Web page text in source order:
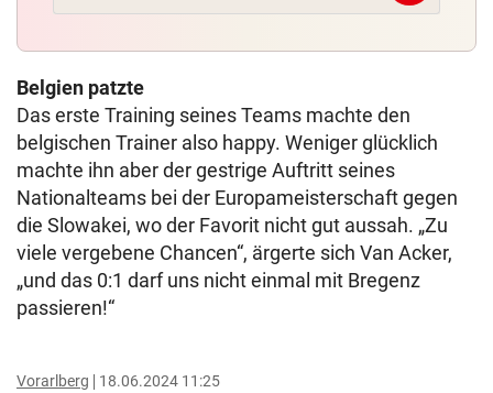
Belgien patzte
Das erste Training seines Teams machte den
belgischen Trainer also happy. Weniger glücklich
machte ihn aber der gestrige Auftritt seines
Nationalteams bei der Europameisterschaft gegen
die Slowakei, wo der Favorit nicht gut aussah. „Zu
viele vergebene Chancen“, ärgerte sich Van Acker,
„und das 0:1 darf uns nicht einmal mit Bregenz
passieren!“
Vorarlberg 18.06.2024 11:25